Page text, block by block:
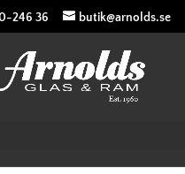
246 36 butik@arnolds.se